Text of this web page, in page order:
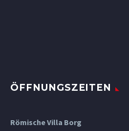
ÖFFNUNGSZEITEN
Römische Villa Borg